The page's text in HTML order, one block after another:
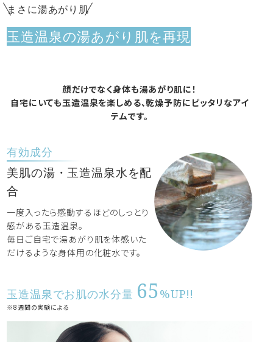
まさに湯あがり肌
玉造温泉の湯あがり肌を再現
顔だけでなく身体も湯あがり肌に！
自宅にいても玉造温泉を楽しめる、乾燥予防にピッタリなアイ
テムです。
有効成分
美肌の湯・玉造温泉水を配
合
一度入ったら感動するほどのしっとり
感がある玉造温泉。
毎日ご自宅で湯あがり肌を体感いた
だけるような身体用の化粧水です。
玉造温泉でお肌の水分量 65 %UP!!
※8週間の実験による